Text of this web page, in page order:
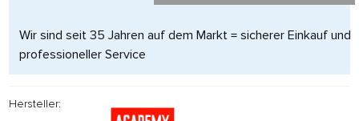
Wir sind seit 35 Jahren auf dem Markt = sicherer Einkauf und
professioneller Service
Hersteller: